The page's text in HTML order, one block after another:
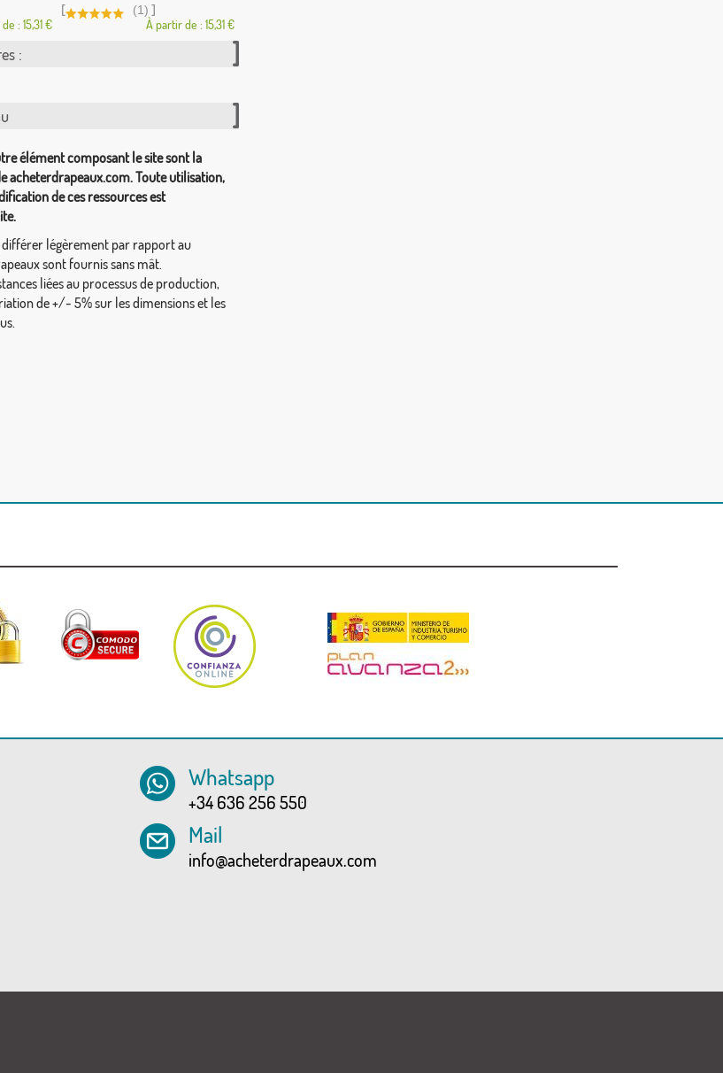
: 15,31 €
[ (1) ]
À partir de : 15,31 €
:
élément composant le site sont la
acheterdrapeaux.com. Toute utilisation,
de ces ressources est
légèrement par rapport au
sont fournis sans mât.
liées au processus de production,
de +/- 5% sur les dimensions et les
Whatsapp
+34 636 256 550
Mail
info@acheterdrapeaux.com